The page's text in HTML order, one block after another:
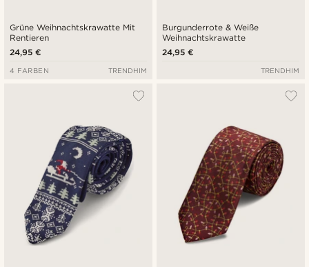
Grüne Weihnachtskrawatte Mit
Rentieren
24,95 €
4 FARBEN TRENDHIM
Burgunderrote & Weiße
Weihnachtskrawatte
24,95 €
TRENDHIM